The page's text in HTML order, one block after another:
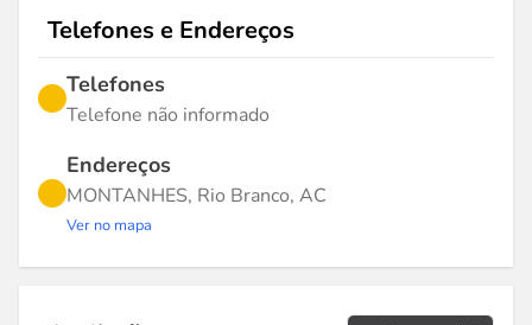
Telefones e Endereços
Telefones
Telefone não informado
Endereços
MONTANHES, Rio Branco, AC
Ver no mapa